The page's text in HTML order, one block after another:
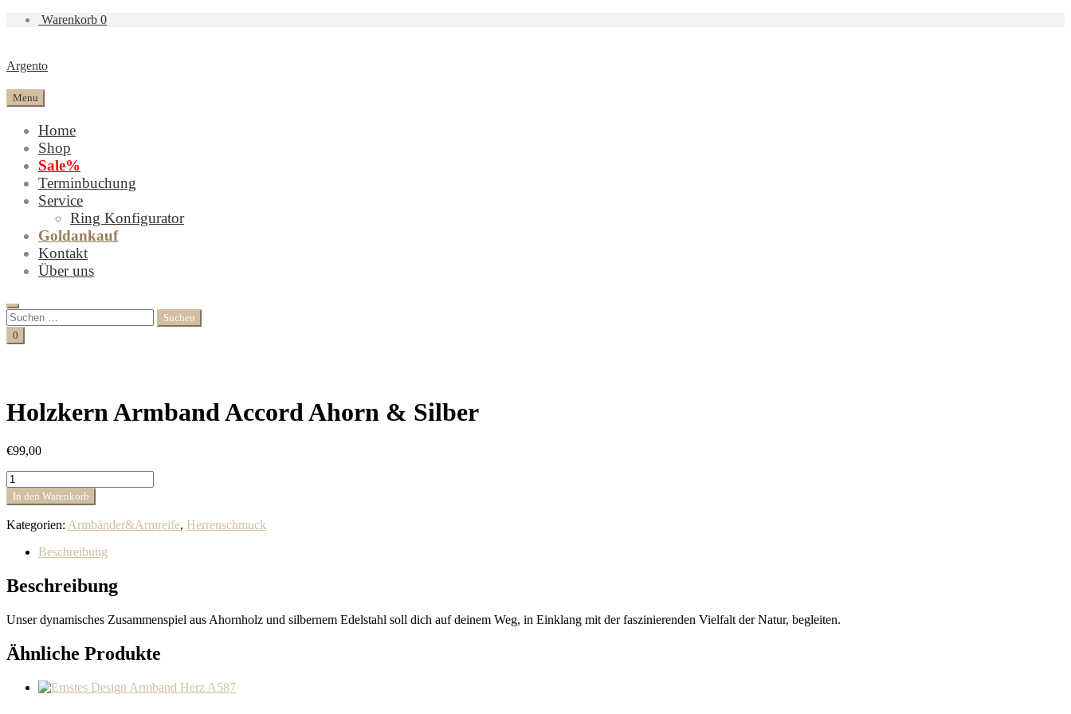
Warenkorb 0
Argento
Menu
Home
Shop
Sale%
Terminbuchung
Service
Ring Konfigurator
Goldankauf
Kontakt
Über uns
Search
Suchen
nach:
Cart
0
Holzkern Armband Accord Ahorn & Silber
€99,00
Holzkern
Armband
Accord
Ahorn
Silber
In den Warenkorb
Kategorien: Armbänder&Armreife, Herrenschmuck
Beschreibung
Beschreibung
Unser dynamisches Zusammenspiel aus Ahornholz und silbernem Edelstahl soll dich auf deinem Weg, in Einklang mit der faszinierenden Vielfalt der Natur, begleiten.
Ähnliche Produkte